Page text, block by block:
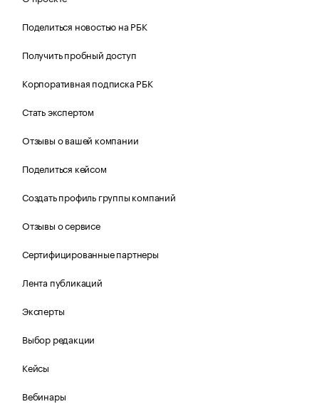
Поделиться новостью на РБК
Получить пробный доступ
Корпоративная подписка РБК
Стать экспертом
Отзывы о вашей компании
Поделиться кейсом
Создать профиль группы компаний
Отзывы о сервисе
Сертифицированные партнеры
Лента публикаций
Эксперты
Выбор редакции
Кейсы
Вебинары